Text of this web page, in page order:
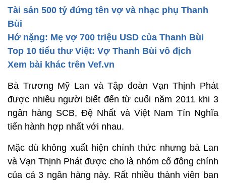
Tài sản 500 tỷ đứng tên vợ và nhạc phụ Thanh
Bùi
Hớ nặng: Mẹ vợ 700 triệu USD của Thanh Bùi
Top 10 tiểu thư Việt: Vợ Thanh Bùi vô địch
Xem bài khác trên Vef.vn
Bà Trương Mỹ Lan và Tập đoàn Vạn Thịnh Phát
được nhiều người biết đến từ cuối năm 2011 khi 3
ngân hàng SCB, Đệ Nhất và Việt Nam Tín Nghĩa
tiến hành hợp nhất với nhau.
Mặc dù không xuất hiện chính thức nhưng bà Lan
và Vạn Thịnh Phát được cho là nhóm cổ đông chính
của cả 3 ngân hàng này. Rất nhiều thành viên ban